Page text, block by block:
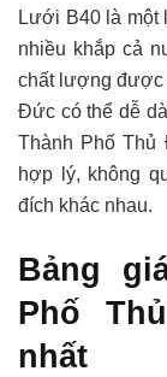
Lưới B40 là một
nhiều khắp cả
chất lượng được
Đức có thể dễ
Thành Phố
hợp lý, không
đích khác nhau.
Bảng
Phố
nhất